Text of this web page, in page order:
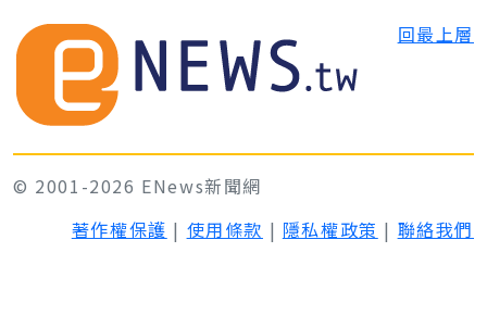
回最上層
© 2001-2026 ENews新聞網
著作權保護 | 使用條款 | 隱私權政策 | 聯絡我們